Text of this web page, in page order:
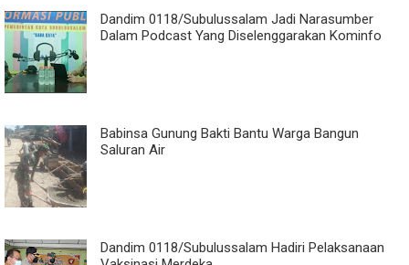
Dandim 0118/Subulussalam Jadi Narasumber
Dalam Podcast Yang Diselenggarakan Kominfo
Babinsa Gunung Bakti Bantu Warga Bangun
Saluran Air
Dandim 0118/Subulussalam Hadiri Pelaksanaan